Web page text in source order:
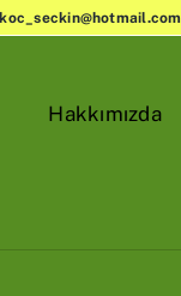
koc_seckin@hotmail.com
Hakkımızda